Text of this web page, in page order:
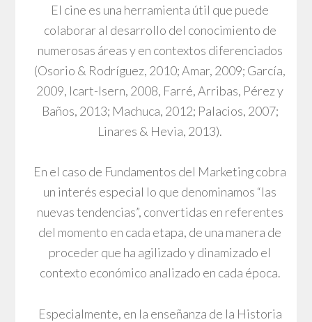
El cine es una herramienta útil que puede
colaborar al desarrollo del conocimiento de
numerosas áreas y en contextos diferenciados
(Osorio & Rodríguez, 2010; Amar, 2009; García,
2009, Icart-Isern, 2008, Farré, Arribas, Pérez y
Baños, 2013; Machuca, 2012; Palacios, 2007;
Linares & Hevia, 2013).
En el caso de Fundamentos del Marketing cobra
un interés especial lo que denominamos “las
nuevas tendencias”, convertidas en referentes
del momento en cada etapa, de una manera de
proceder que ha agilizado y dinamizado el
contexto económico analizado en cada época.
Especialmente, en la enseñanza de la Historia